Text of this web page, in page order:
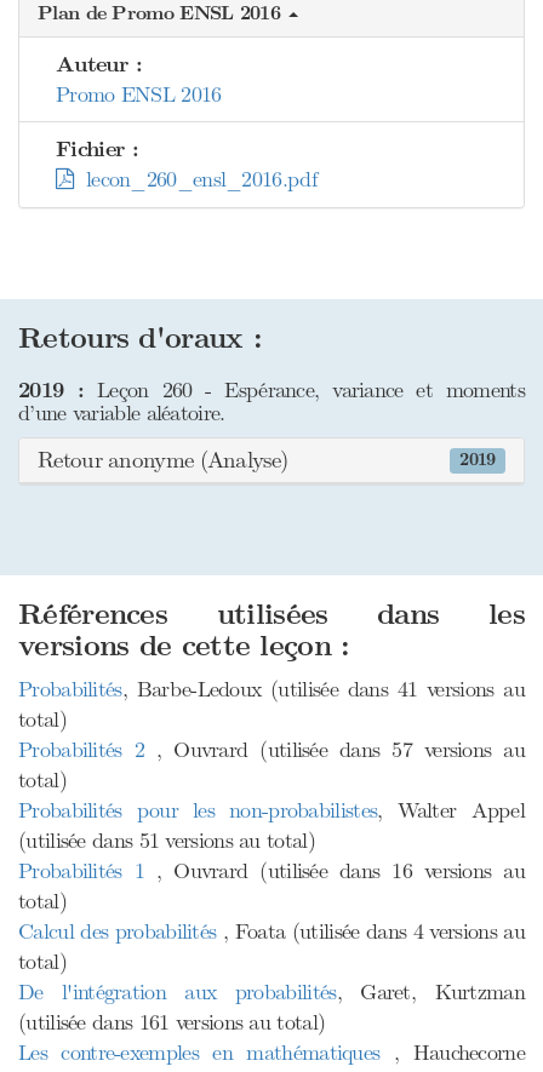
Plan de Promo ENSL 2016
Auteur :
Promo ENSL 2016
Fichier :
lecon_260_ensl_2016.pdf
Retours d'oraux :
2019 : Leçon 260 - Espérance, variance et moments
d’une variable aléatoire.
2019
Retour anonyme (Analyse)
Références utilisées dans les
versions de cette leçon :
Probabilités, Barbe-Ledoux (utilisée dans 41 versions au
total)
Probabilités 2 , Ouvrard (utilisée dans 57 versions au
total)
Probabilités pour les non-probabilistes, Walter Appel
(utilisée dans 51 versions au total)
Probabilités 1 , Ouvrard (utilisée dans 16 versions au
total)
Calcul des probabilités , Foata (utilisée dans 4 versions au
total)
De l'intégration aux probabilités, Garet, Kurtzman
(utilisée dans 161 versions au total)
Les contre-exemples en mathématiques , Hauchecorne